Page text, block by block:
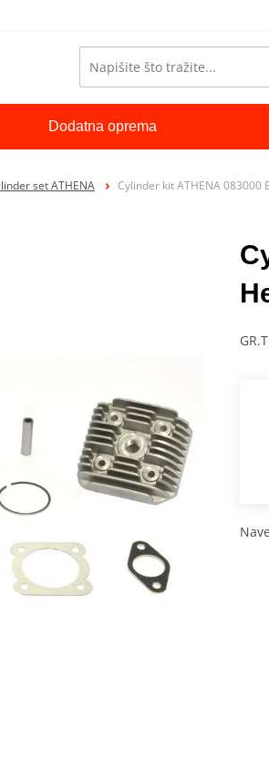
Dodatna oprema
set ATHENA Cylinder kit ATHENA 083000